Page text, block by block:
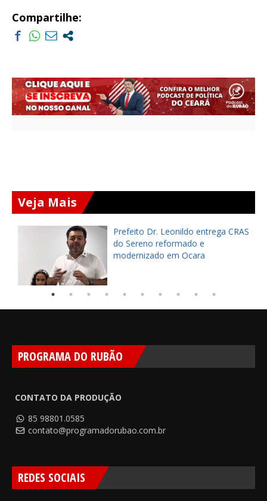
Compartilhe:
Veja Mais
Prefeito Dr. Leonildo entrega CRAS
do Sereno reformado e
modernizado em Ocara
PROGRAMA DO RUBÃO
CONTATO DA PRODUÇÃO
85 98801.0585
contato@programadorubao.com.br
REDES SOCIAIS